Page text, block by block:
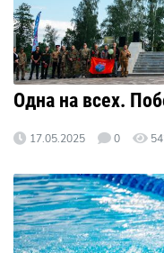
Одна на всех.
17.05.2025 0